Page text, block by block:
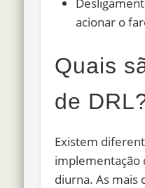
acionar o
Quais
de
Existem
implementação
diurna. As mais